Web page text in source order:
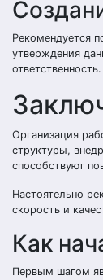
Рекомендуется
утверждения
ответственность.
Организация
структуры,
способствуют
Настоятельно
скорость и
Как
Первым шагом